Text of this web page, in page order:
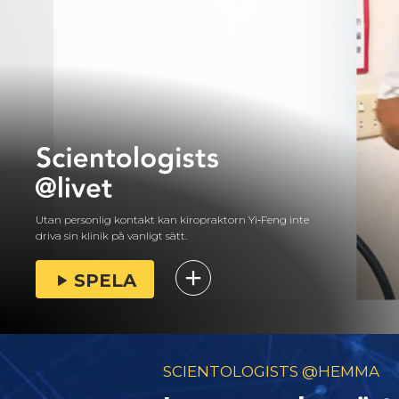
Utan personlig kontakt kan kiropraktorn Yi‑Feng inte
driva sin klinik på vanligt sätt.
SPELA
SCIENTOLOGISTS @HEMMA